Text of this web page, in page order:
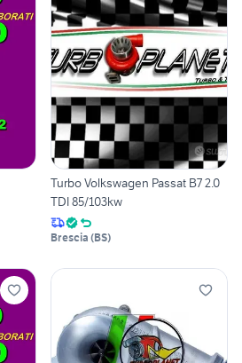
Turbo Volkswagen Passat B7 2.0
TDI 85/103kw
Brescia (BS)